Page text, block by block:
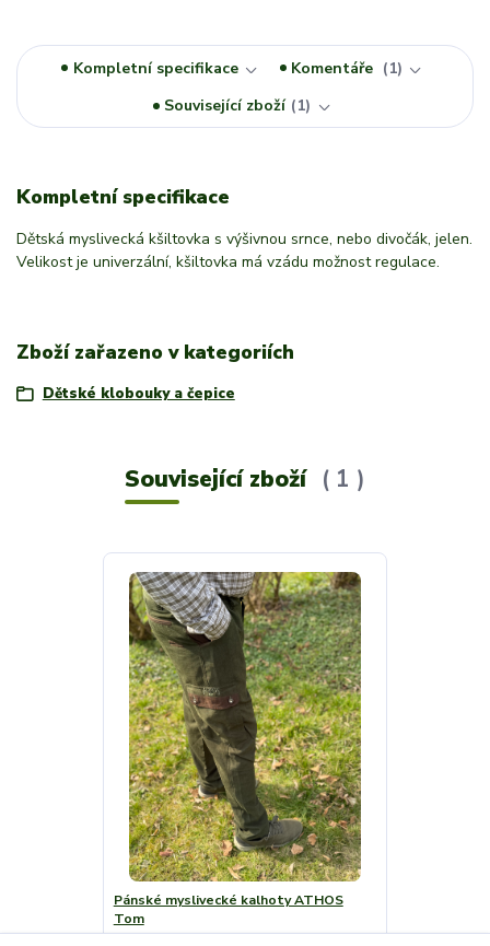
Kompletní specifikace Komentáře
1
Související zboží
1
Kompletní specifikace
Dětská myslivecká kšiltovka s výšivnou srnce, nebo divočák, jelen.
Velikost je univerzální, kšiltovka má vzádu možnost regulace.
Zboží zařazeno v kategoriích
Dětské klobouky a čepice
Související zboží 1
Pánské myslivecké kalhoty ATHOS
Tom